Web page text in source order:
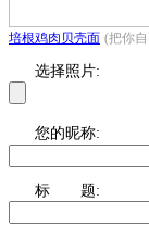
培根鸡肉贝壳面 (把你
选择照片:
您的昵称:
标 题: